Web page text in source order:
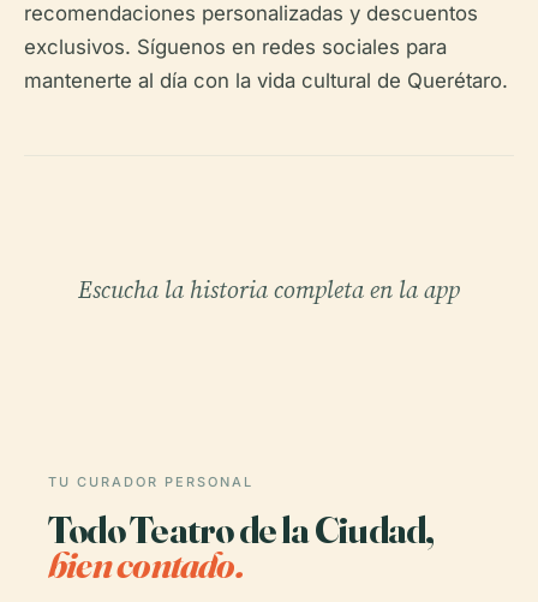
recomendaciones personalizadas y descuentos
exclusivos. Síguenos en redes sociales para
mantenerte al día con la vida cultural de Querétaro.
Escucha la historia completa en la app
TU CURADOR PERSONAL
Todo Teatro de la Ciudad,
bien contado.